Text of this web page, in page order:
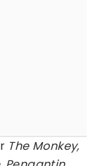
The Monkey,